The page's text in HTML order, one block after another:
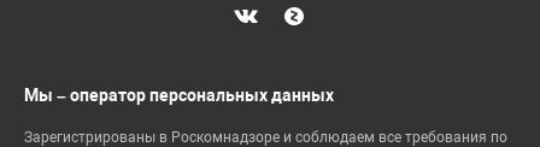
Мы – оператор персональных данных
Зарегистрированы в Роскомнадзоре и соблюдаем все требования по